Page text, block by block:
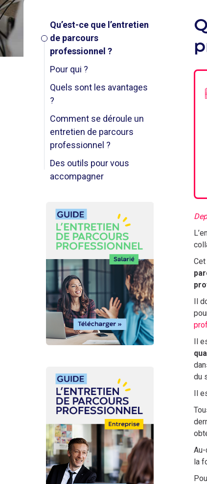
Qu’est-ce que l’entretien
de parcours
professionnel ?
Pour qui ?
Quels sont les avantages
?
Comment se déroule un
entretien de parcours
professionnel ?
Des outils pour vous
accompagner
Image
Image
Image
Image
Il
Il
du
Il
la